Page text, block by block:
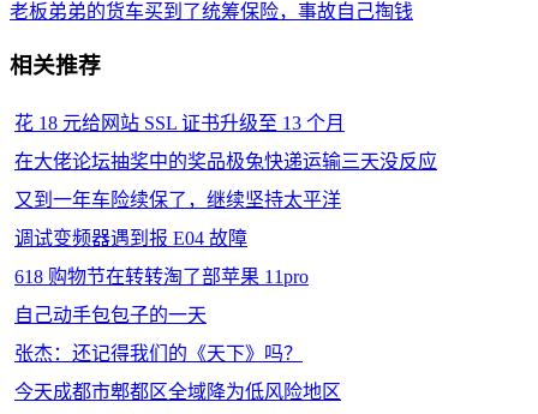
老板弟弟的货车买到了统筹保险，事故自己掏钱
相关推荐
花 18 元给网站 SSL 证书升级至 13 个月
在大佬论坛抽奖中的奖品极兔快递运输三天没反应
又到一年车险续保了，继续坚持太平洋
调试变频器遇到报 E04 故障
618 购物节在转转淘了部苹果 11pro
自己动手包包子的一天
张杰：还记得我们的《天下》吗？
今天成都市郫都区全域降为低风险地区